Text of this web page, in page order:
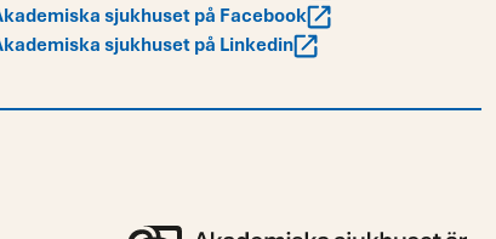
sjukhuset på Facebook
sjukhuset på Linkedin